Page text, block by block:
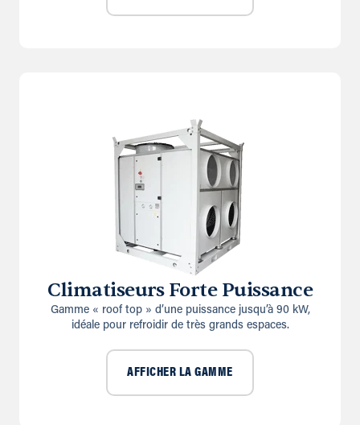
Climatiseurs Forte Puissance
Gamme « roof top » d’une puissance jusqu’à 90 kW,
idéale pour refroidir de très grands espaces.
AFFICHER LA GAMME